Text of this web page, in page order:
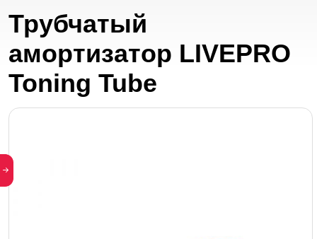
Трубчатый
амортизатор LIVEPRO
Toning Tube